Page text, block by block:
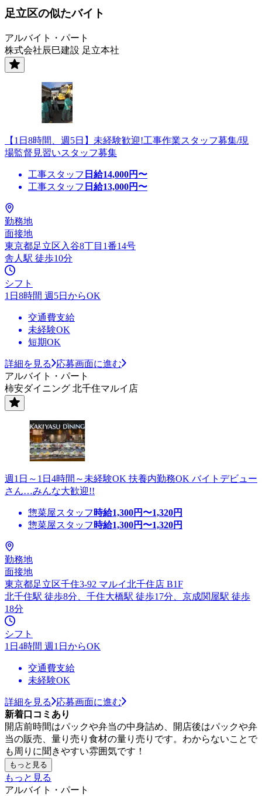
足立区の似たバイト
アルバイト・パート
株式会社辰巳建設 足立本社
【1日8時間、週5日】未経験歓迎!工事作業スタッフ募集/現
場監督見習いスタッフ募集
工事スタッフ 日給14,000円〜
工事スタッフ 日給13,000円〜
勤務地
面接地
東京都足立区入谷8丁目1番14号
舎人駅 徒歩10分
シフト
1日8時間 週5日からOK
交通費支給
未経験OK
短期OK
詳細を見る
応募画面に進む
アルバイト・パート
柿安ダイニング 北千住マルイ店
週1日～1日4時間～未経験OK 扶養内勤務OK バイトデビュー
さん…みんな大歓迎!!
惣菜屋スタッフ 時給1,300円〜1,320円
惣菜屋スタッフ 時給1,300円〜1,320円
勤務地
面接地
東京都足立区千住3-92 マルイ北千住店 B1F
北千住駅 徒歩8分、千住大橋駅 徒歩17分、京成関屋駅 徒歩
18分
シフト
1日4時間 週1日からOK
交通費支給
未経験OK
詳細を見る
応募画面に進む
新着口コミあり
開店前時間はパックや弁当の中身詰め、開店後はパックや弁
当の販売、量り売り食材の量り売りです。わからないことで
も周りに聞きやすい雰囲気です！
もっと見る
もっと見る
アルバイト・パート